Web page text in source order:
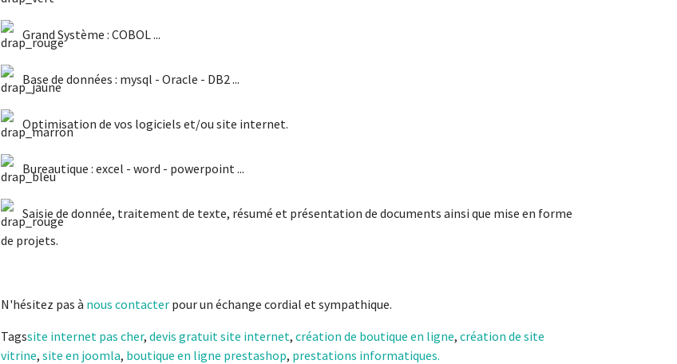
Grand Système : COBOL ...
Base de données : mysql - Oracle - DB2 ...
Optimisation de vos logiciels et/ou site internet.
Bureautique : excel - word - powerpoint ...
Saisie de donnée, traitement de texte, résumé et présentation de documents ainsi que mise en forme
de projets.
N'hésitez pas à nous contacter pour un échange cordial et sympathique.
Tagssite internet pas cher, devis gratuit site internet, création de boutique en ligne, création de site
vitrine, site en joomla, boutique en ligne prestashop, prestations informatiques.